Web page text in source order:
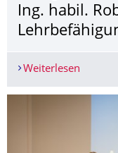
Ing. habil.
Weiterlesen